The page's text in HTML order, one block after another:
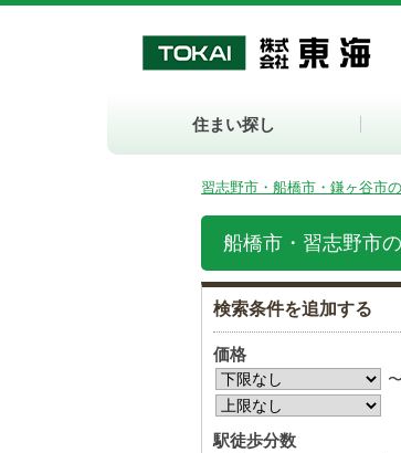
住まい探し
習志野市・船橋市・鎌ヶ谷市
船橋市・習志野市
検索条件を追加する
価格
〜
駅徒歩分数